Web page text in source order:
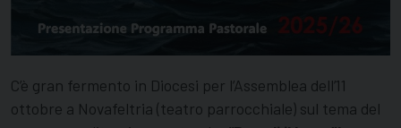
C’è gran fermento in Diocesi per l’Assemblea dell’11
ottobre a Novafeltria (teatro parrocchiale) sul tema del